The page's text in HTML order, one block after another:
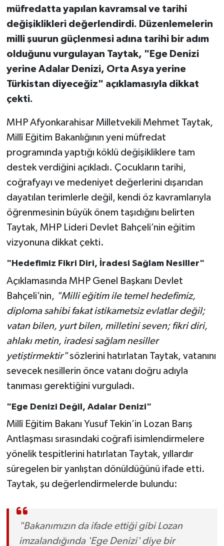
müfredatta yapılan kavramsal ve tarihi
değişiklikleri değerlendirdi. Düzenlemelerin
milli şuurun güçlenmesi adına tarihi bir adım
olduğunu vurgulayan Taytak, "Ege Denizi
yerine Adalar Denizi, Orta Asya yerine
Türkistan diyeceğiz" açıklamasıyla dikkat
çekti.
MHP Afyonkarahisar Milletvekili Mehmet Taytak,
Millî Eğitim Bakanlığının yeni müfredat
programında yaptığı köklü değişikliklere tam
destek verdiğini açıkladı. Çocukların tarihi,
coğrafyayı ve medeniyet değerlerini dışarıdan
dayatılan terimlerle değil, kendi öz kavramlarıyla
öğrenmesinin büyük önem taşıdığını belirten
Taytak, MHP Lideri Devlet Bahçeli’nin eğitim
vizyonuna dikkat çekti.
"Hedefimiz Fikri Diri, İradesi Sağlam Nesiller"
Açıklamasında MHP Genel Başkanı Devlet
Bahçeli’nin, "Milli eğitim ile temel hedefimiz,
diploma sahibi fakat istikametsiz evlatlar değil;
vatan bilen, yurt bilen, milletini seven; fikri diri,
ahlakı metin, iradesi sağlam nesiller
yetiştirmektir"sözlerini hatırlatan Taytak, vatanını
sevecek nesillerin önce vatanı doğru adıyla
tanıması gerektiğini vurguladı.
"Ege Denizi Değil, Adalar Denizi"
Millî Eğitim Bakanı Yusuf Tekin’in Lozan Barış
Antlaşması sırasındaki coğrafi isimlendirmelere
yönelik tespitlerini hatırlatan Taytak, yıllardır
süregelen bir yanlıştan dönüldüğünü ifade etti.
Taytak, şu değerlendirmelerde bulundu:
"Bakanımızın da ifade ettiği gibi Lozan
imzalandığında 'Ege Denizi' diye bir